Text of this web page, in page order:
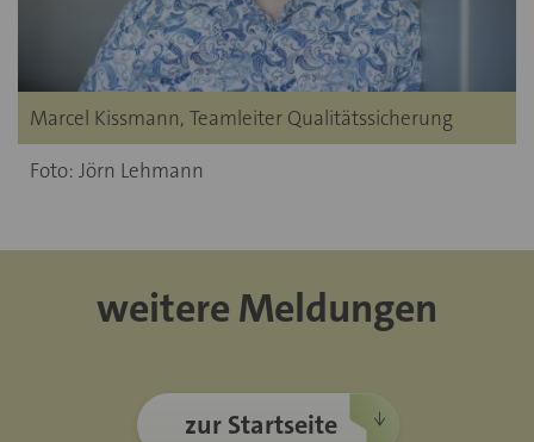
Marcel Kissmann, Teamleiter Qualitätssicherung
Foto: Jörn Lehmann
weitere Meldungen
zur Startseite